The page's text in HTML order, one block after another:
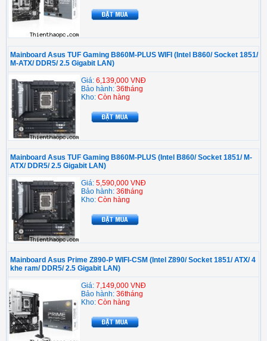
Mainboard Asus TUF Gaming B860M-PLUS WIFI (Intel B860/ Socket 1851/
M-ATX/ DDR5/ 2.5 Gigabit LAN)
Giá: 6,139,000 VNĐ
Bảo hành: 36tháng
Kho: Còn hàng
Mainboard Asus TUF Gaming B860M-PLUS (Intel B860/ Socket 1851/ M-
ATX/ DDR5/ 2.5 Gigabit LAN)
Giá: 5,590,000 VNĐ
Bảo hành: 36tháng
Kho: Còn hàng
Mainboard Asus Prime Z890-P WIFI-CSM (Intel Z890/ Socket 1851/ ATX/ 4
khe ram/ DDR5/ 2.5 Gigabit LAN)
Giá: 7,149,000 VNĐ
Bảo hành: 36tháng
Kho: Còn hàng